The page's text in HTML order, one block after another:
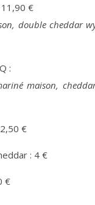
€
double cheddar
:
maison,
€
: 4 €
€